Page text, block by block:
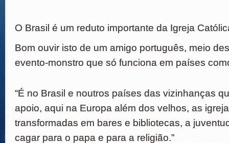
O Brasil é um reduto importante da Igreja
Bom ouvir isto de um amigo português, meio
evento-monstro que só funciona em países
“É no Brasil e noutros países das vizinhanças
apoio, aqui na Europa além dos velhos, as
transformadas em bares e bibliotecas, a
cagar para o papa e para a religião.”